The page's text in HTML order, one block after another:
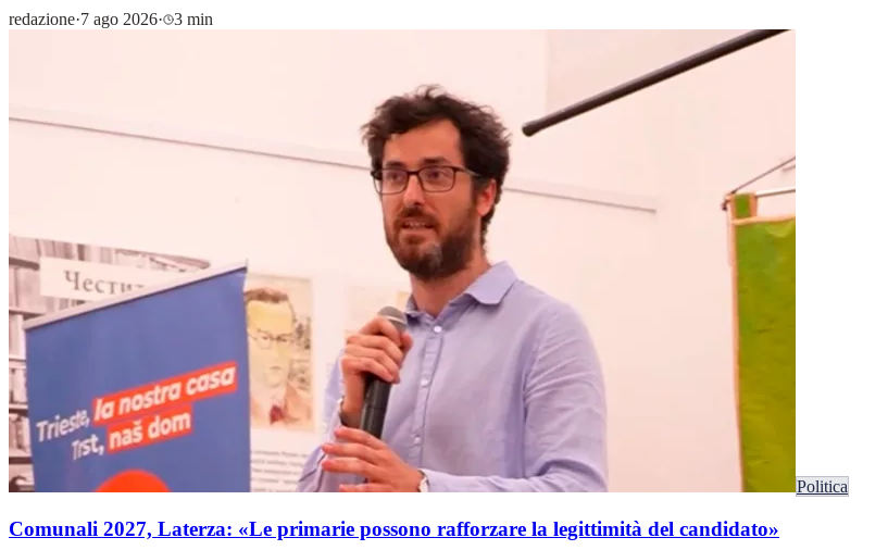
redazione·7 ago 2026· 3 min
Politica
Comunali 2027, Laterza: «Le primarie possono rafforzare la legittimità del candidato»